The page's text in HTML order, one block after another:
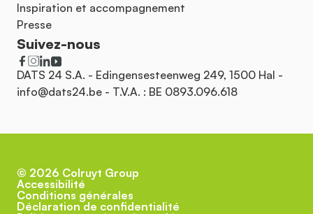
Inspiration et accompagnement
Presse
Suivez-nous
DATS 24 S.A. - Edingensesteenweg 249, 1500 Hal -
info@dats24.be - T.V.A. : BE 0893.096.618
© 2026 Colruyt Group
Accessibilité
Conditions générales
Déclaration de confidentialité